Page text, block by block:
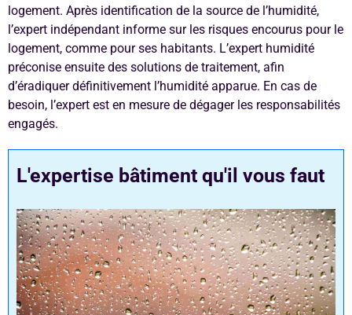
logement. Après identification de la source de l’humidité,
l’expert indépendant informe sur les risques encourus pour le
logement, comme pour ses habitants. L’expert humidité
préconise ensuite des solutions de traitement, afin
d’éradiquer définitivement l’humidité apparue. En cas de
besoin, l’expert est en mesure de dégager les responsabilités
engagés.
L'expertise bâtiment qu'il vous faut